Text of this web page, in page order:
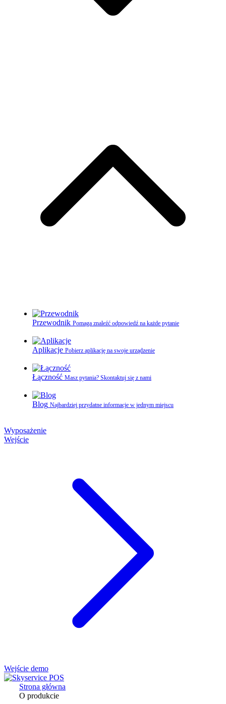
Przewodnik Pomaga znaleźć odpowiedź na każde pytanie
Aplikacje Pobierz aplikację na swoje urządzenie
Łączność Masz pytania? Skontaktuj się z nami
Blog Najbardziej przydatne informacje w jednym miejscu
Wyposażenie
Wejście
Wejście demo
Strona główna
O produkcie